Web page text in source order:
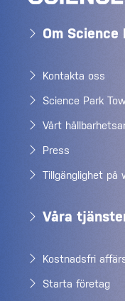
Om
Kontakta oss
Science Park
Vårt
Press
Tillgänglighet på
Våra
Kostnadsfri
Starta företag